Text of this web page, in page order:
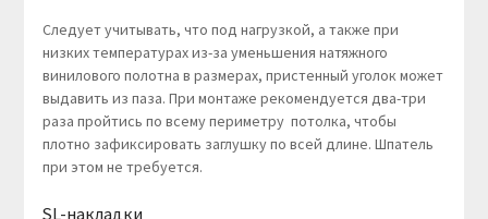
Следует учитывать, что под нагрузкой, а также при
низких температурах из-за уменьшения натяжного
винилового полотна в размерах, пристенный уголок может
выдавить из паза. При монтаже рекомендуется два-три
раза пройтись по всему периметру потолка, чтобы
плотно зафиксировать заглушку по всей длине. Шпатель
при этом не требуется.
SL-накладки